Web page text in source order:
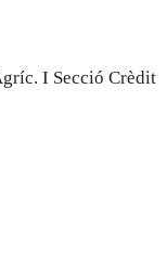
I Secció Crèdit